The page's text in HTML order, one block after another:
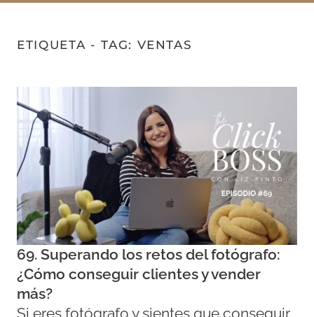
ETIQUETA - TAG: VENTAS
69. Superando los retos del fotógrafo:
¿Cómo conseguir clientes y vender
más?
Si eres fotógrafo y sientes que conseguir